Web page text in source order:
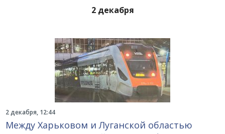
2 декабря
2 декабря, 12:44
Между Харьковом и Луганской областью